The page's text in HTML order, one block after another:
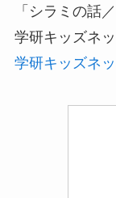
「シラミの話
学研キッズネッ
学研キッズネッ